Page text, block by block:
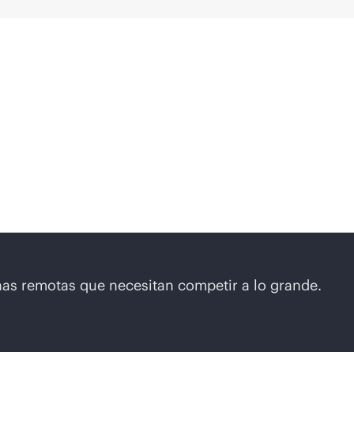
remotas que necesitan competir a lo grande.